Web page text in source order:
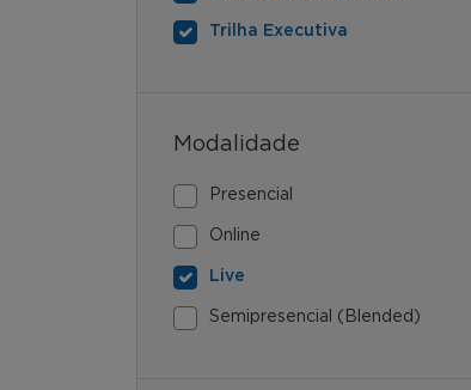
Trilha Executiva
Modalidade
Presencial
Online
Live
Semipresencial (Blended)